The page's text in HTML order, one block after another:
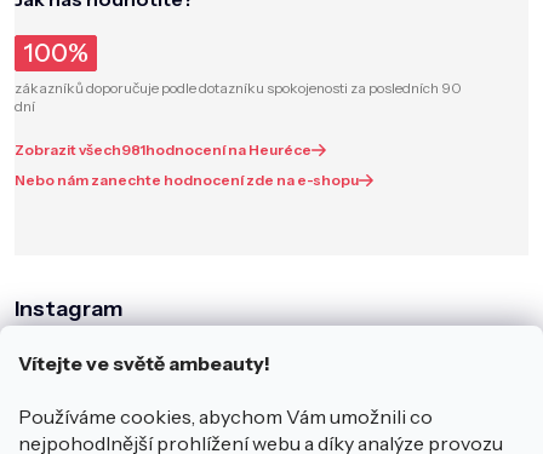
Vítejte ve světě ambeauty!
Používáme cookies, abychom Vám umožnili co
nejpohodlnější prohlížení webu a díky analýze provozu
100%
zákazníků doporučuje podle dotazníku spokojenosti za posledních 90
dní
Zobrazit všech981hodnocení na Heuréce
Nebo nám zanechte hodnocení zde na e-shopu
Instagram